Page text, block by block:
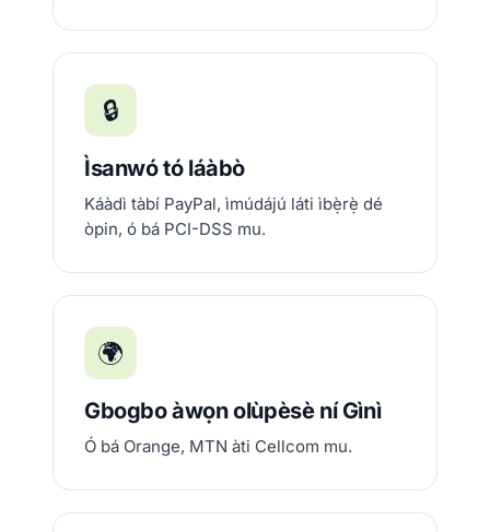
🔒
Ìsanwó tó láàbò
Káàdì tàbí PayPal, ìmúdájú láti ìbẹ̀rẹ̀ dé
òpin, ó bá PCI-DSS mu.
🌍
Gbogbo àwọn olùpèsè ní Gìnì
Ó bá Orange, MTN àti Cellcom mu.